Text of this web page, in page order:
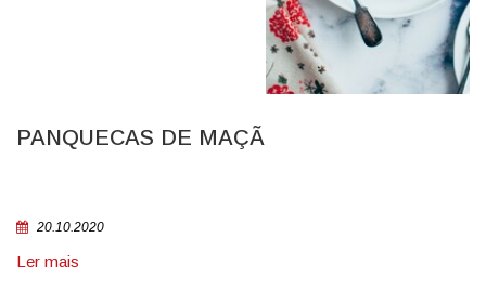
PANQUECAS DE MAÇÃ
20.10.2020
Ler mais